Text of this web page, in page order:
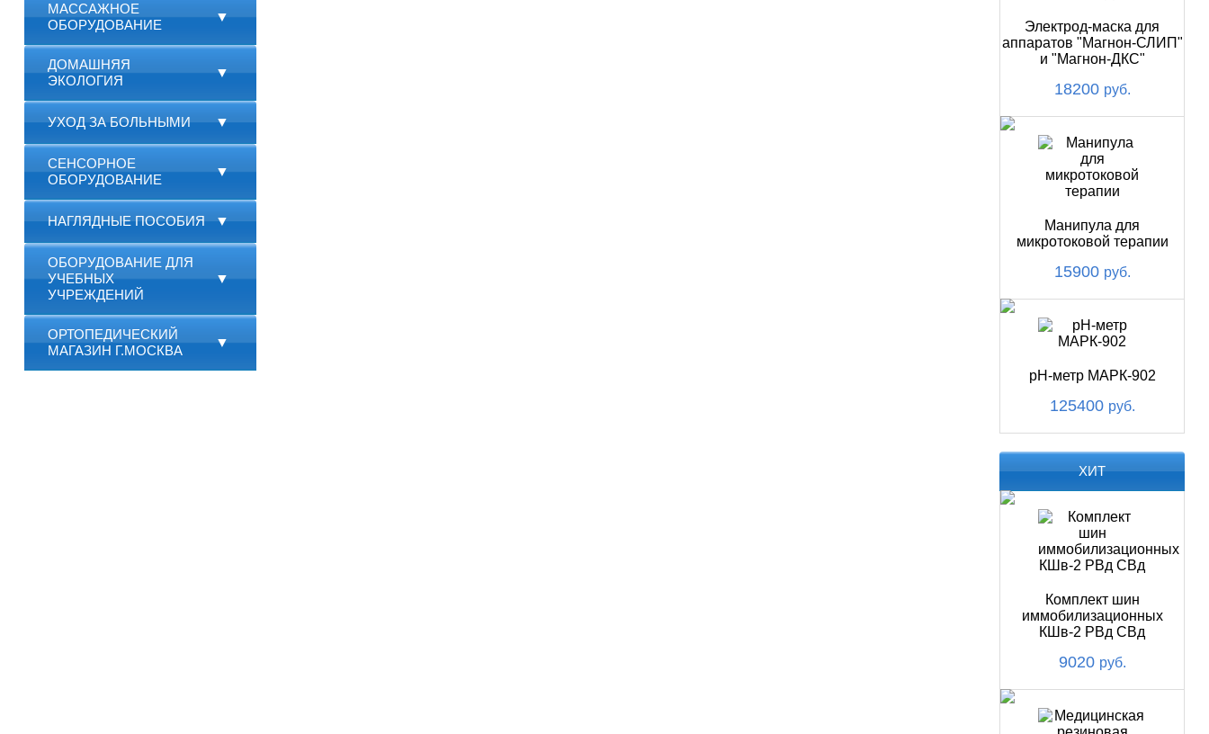
МАССАЖНОЕ
ОБОРУДОВАНИЕ
▼
ДОМАШНЯЯ
ЭКОЛОГИЯ
▼
УХОД ЗА БОЛЬНЫМИ ▼
СЕНСОРНОЕ
ОБОРУДОВАНИЕ
▼
НАГЛЯДНЫЕ ПОСОБИЯ ▼
ОБОРУДОВАНИЕ ДЛЯ
УЧЕБНЫХ
УЧРЕЖДЕНИЙ
▼
ОРТОПЕДИЧЕСКИЙ
МАГАЗИН Г.МОСКВА
▼
Электрод-маска для
аппаратов "Магнон-СЛИП"
и "Магнон-ДКС"
18200 руб.
Манипула для
микротоковой терапии
15900 руб.
pH-метр МАРК-902
125400 руб.
ХИТ
Комплект шин
иммобилизационных
КШв-2 РВд СВд
9020 руб.